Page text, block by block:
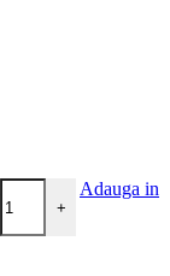
+
Adauga in